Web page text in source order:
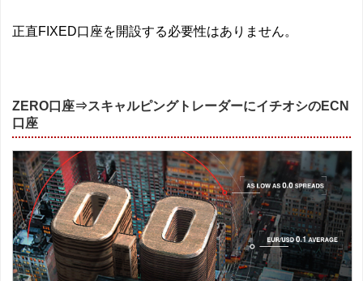
正直FIXED口座を開設する必要性はありません。
ZERO口座⇒スキャルピングトレーダーにイチオシのECN
口座